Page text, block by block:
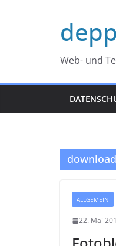
Web- und
download
ALLGEMEIN
22. Mai